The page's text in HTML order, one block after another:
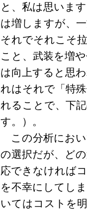
と、私は思いま
は増しますが、
それでそれこそ
こと、武装を増
は向上すると思
れはそれで「特
れることで、下
す。）。
この分析におい
の選択だが、ど
応できなければ
を不幸にしてし
いてはコストを